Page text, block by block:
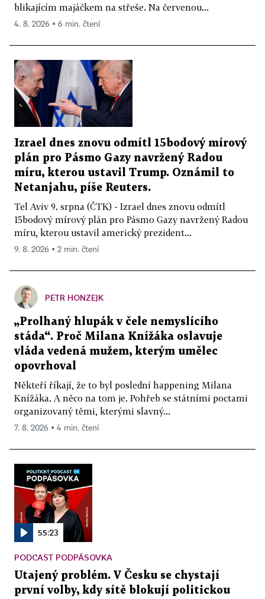
blikajícím majáčkem na střeše. Na červenou...
4. 8. 2026 ▪ 6 min. čtení
Izrael dnes znovu odmítl 15bodový mírový
plán pro Pásmo Gazy navržený Radou
míru, kterou ustavil Trump. Oznámil to
Netanjahu, píše Reuters.
Tel Aviv 9. srpna (ČTK) - Izrael dnes znovu odmítl
15bodový mírový plán pro Pásmo Gazy navržený Radou
míru, kterou ustavil americký prezident...
9. 8. 2026 ▪ 2 min. čtení
PETR HONZEJK
„Prolhaný hlupák v čele nemyslícího
stáda“. Proč Milana Knížáka oslavuje
vláda vedená mužem, kterým umělec
opovrhoval
Někteří říkají, že to byl poslední happening Milana
Knížáka. A něco na tom je. Pohřeb se státními poctami
organizovaný těmi, kterými slavný...
7. 8. 2026 ▪ 4 min. čtení
55:23
PODCAST PODPÁSOVKA
Utajený problém. V Česku se chystají
první volby, kdy sítě blokují politickou